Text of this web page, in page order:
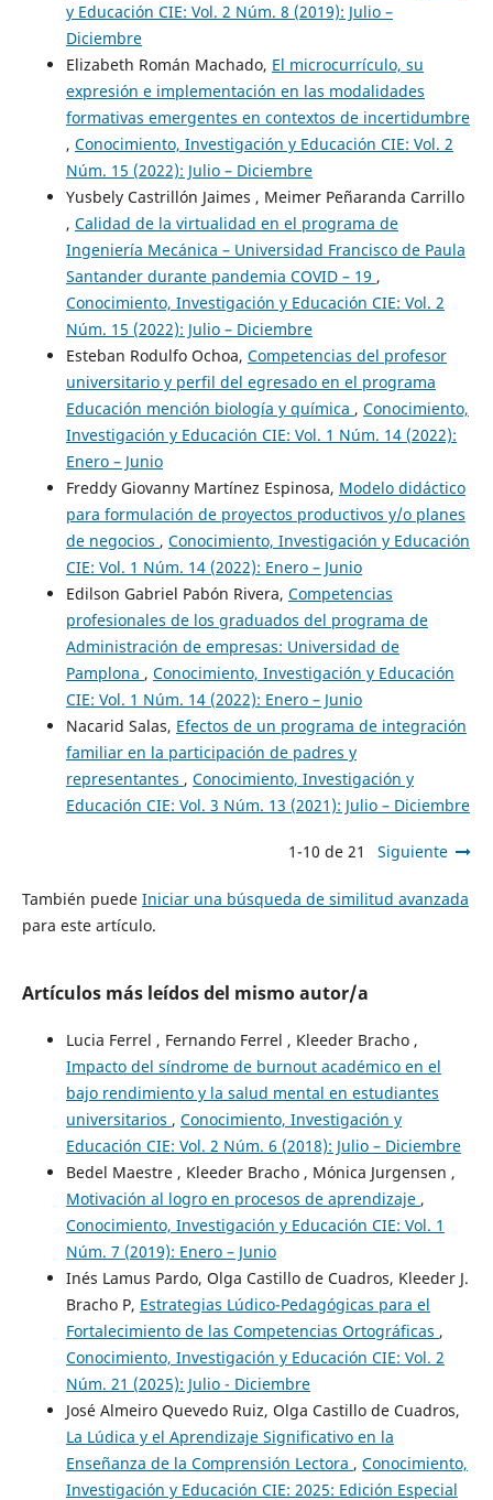
y Educación CIE: Vol. 2 Núm. 8 (2019): Julio –
Diciembre
Elizabeth Román Machado, El microcurrículo, su
expresión e implementación en las modalidades
formativas emergentes en contextos de incertidumbre
, Conocimiento, Investigación y Educación CIE: Vol. 2
Núm. 15 (2022): Julio – Diciembre
Yusbely Castrillón Jaimes , Meimer Peñaranda Carrillo
, Calidad de la virtualidad en el programa de
Ingeniería Mecánica – Universidad Francisco de Paula
Santander durante pandemia COVID – 19 ,
Conocimiento, Investigación y Educación CIE: Vol. 2
Núm. 15 (2022): Julio – Diciembre
Esteban Rodulfo Ochoa, Competencias del profesor
universitario y perfil del egresado en el programa
Educación mención biología y química , Conocimiento,
Investigación y Educación CIE: Vol. 1 Núm. 14 (2022):
Enero – Junio
Freddy Giovanny Martínez Espinosa, Modelo didáctico
para formulación de proyectos productivos y/o planes
de negocios , Conocimiento, Investigación y Educación
CIE: Vol. 1 Núm. 14 (2022): Enero – Junio
Edilson Gabriel Pabón Rivera, Competencias
profesionales de los graduados del programa de
Administración de empresas: Universidad de
Pamplona , Conocimiento, Investigación y Educación
CIE: Vol. 1 Núm. 14 (2022): Enero – Junio
Nacarid Salas, Efectos de un programa de integración
familiar en la participación de padres y
representantes , Conocimiento, Investigación y
Educación CIE: Vol. 3 Núm. 13 (2021): Julio – Diciembre
1-10 de 21 Siguiente
También puede Iniciar una búsqueda de similitud avanzada
para este artículo.
Artículos más leídos del mismo autor/a
Lucia Ferrel , Fernando Ferrel , Kleeder Bracho ,
Impacto del síndrome de burnout académico en el
bajo rendimiento y la salud mental en estudiantes
universitarios , Conocimiento, Investigación y
Educación CIE: Vol. 2 Núm. 6 (2018): Julio – Diciembre
Bedel Maestre , Kleeder Bracho , Mónica Jurgensen ,
Motivación al logro en procesos de aprendizaje ,
Conocimiento, Investigación y Educación CIE: Vol. 1
Núm. 7 (2019): Enero – Junio
Inés Lamus Pardo, Olga Castillo de Cuadros, Kleeder J.
Bracho P, Estrategias Lúdico-Pedagógicas para el
Fortalecimiento de las Competencias Ortográficas ,
Conocimiento, Investigación y Educación CIE: Vol. 2
Núm. 21 (2025): Julio - Diciembre
José Almeiro Quevedo Ruiz, Olga Castillo de Cuadros,
La Lúdica y el Aprendizaje Significativo en la
Enseñanza de la Comprensión Lectora , Conocimiento,
Investigación y Educación CIE: 2025: Edición Especial